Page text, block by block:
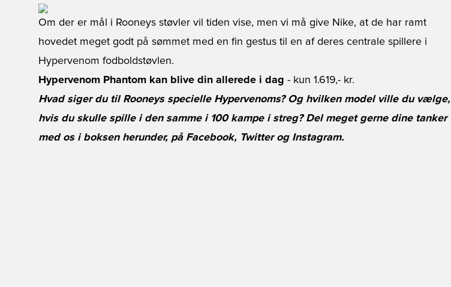
Om der er mål i Rooneys støvler vil tiden vise, men vi må give Nike, at de har ramt
hovedet meget godt på sømmet med en fin gestus til en af deres centrale spillere i
Hypervenom fodboldstøvlen.
Hypervenom Phantom kan blive din allerede i dag - kun 1.619,- kr.
Hvad siger du til Rooneys specielle Hypervenoms? Og hvilken model ville du vælge,
hvis du skulle spille i den samme i 100 kampe i streg? Del meget gerne dine tanker
med os i boksen herunder, på Facebook, Twitterog Instagram.